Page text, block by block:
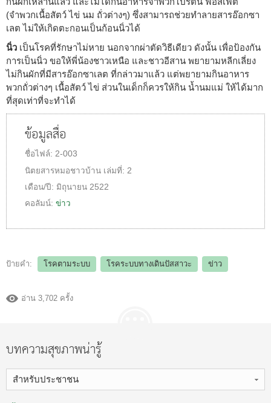
(จำพวกเนื้อสัตว์ ไข่ นม ถั่วต่างๆ) ซึ่งสามารถช่วยทำลายสารอ๊อกซา
เลต ไม่ให้เกิดตะกอนเป็นก้อนนิ่วได้
นิ่ว เป็นโรคที่รักษาไม่หาย นอกจากผ่าตัดวิธีเดียว ดังนั้น เพื่อป้องกัน
การเป็นนิ่ว ขอให้พี่น้องชาวเหนือ และชาวอีสาน พยายามหลีกเลี่ยง
ไม่กินผักที่มีสารอ๊อกซาเลต ที่กล่าวมาแล้ว แต่พยายามกินอาหาร
พวกถั่วต่างๆ เนื้อสัตว์ ไข่ ส่วนในเด็กก็ควรให้กิน น้ำนมแม่ ให้ได้มาก
ที่สุดเท่าที่จะทำได้
ข้อมูลสื่อ
ชื่อไฟล์: 2-003
นิตยสารหมอชาวบ้าน เล่มที่: 2
เดือน/ปี: มิถุนายน 2522
คอลัมน์: ข่าว
ป้ายคำ: โรคตามระบบ โรคระบบทางเดินปัสสาวะ ข่าว
อ่าน 3,702 ครั้ง
บทความสุขภาพน่ารู้
สำหรับประชาชน